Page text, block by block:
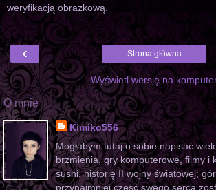
weryfikacją obrazkową.
‹ Strona główna
Wyświetl wersję na
O mnie
Kimiko556
Mogłabym tutaj o sobie napisać
brzmienia, gry komputerowe, filmy i
sushi, historię II wojny światowej;
przynajmniej część swego serca